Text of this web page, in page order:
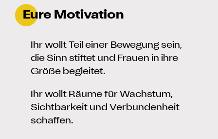
Eure Motivation
Ihr wollt Teil einer Bewegung sein,
die Sinn stiftet und Frauen in ihre
Größe begleitet.
Ihr wollt Räume für Wachstum,
Sichtbarkeit und Verbundenheit
schaffen.